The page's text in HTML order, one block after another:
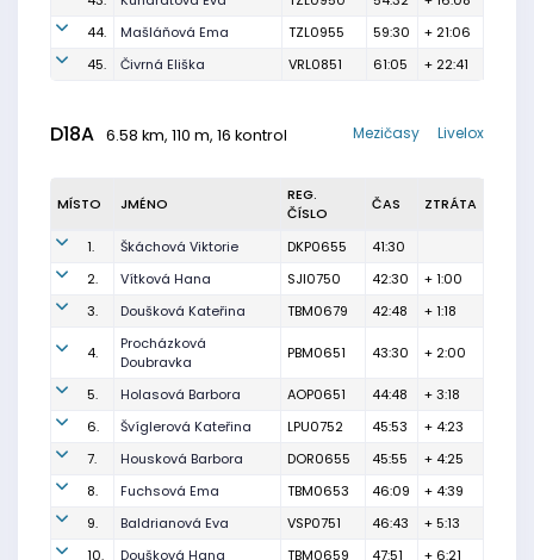
44.
Mašláňová Ema TZL0955 59:30
+ 21:06
45.
Čivrná Eliška VRL0851 61:05 + 22:41
D18A 6.58 km, 110 m, 16 kontrol Livelox
Mezičasy
MÍSTO JMÉNO
REG.
ČÍSLO
ČAS ZTRÁTA
1. Škáchová Viktorie DKP0655
41:30
2.
Vítková Hana SJI0750 42:30
+ 1:00
3.
Doušková Kateřina TBM0679 42:48 + 1:18
4.
Procházková
Doubravka
PBM0651 43:30 + 2:00
5. Holasová Barbora AOP0651 44:48
+ 3:18
6.
Švíglerová Kateřina LPU0752 45:53
+ 4:23
7.
Housková Barbora DOR0655 45:55
+ 4:25
8.
Fuchsová Ema TBM0653 46:09
+ 4:39
9.
Baldrianová Eva VSP0751 46:43
+ 5:13
10.
Doušková Hana TBM0659 47:51
+ 6:21